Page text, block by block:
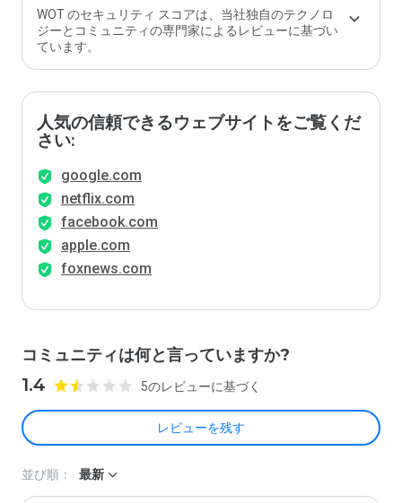
WOT のセキュリティ スコアは、当社独自のテクノロ
ジーとコミュニティの専門家によるレビューに基づい
ています。
人気の信頼できるウェブサイトをご覧くだ
さい:
google.com
netflix.com
facebook.com
apple.com
foxnews.com
コミュニティは何と言っていますか?
1.4 5のレビューに基づく
レビューを残す
並び順： 最新